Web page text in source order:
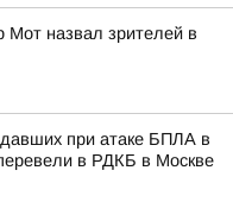
Мот назвал зрителей в
при атаке БПЛА в
в РДКБ в Москве